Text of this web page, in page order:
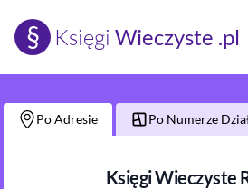
§ Księgi Wieczyste .pl
Po Adresie Po Numerze
Księgi Wieczyste